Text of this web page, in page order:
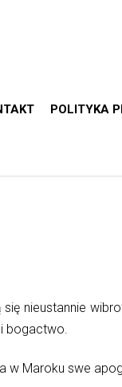
POLITYKA
nieustannie
bogactwo.
w Maroku swe